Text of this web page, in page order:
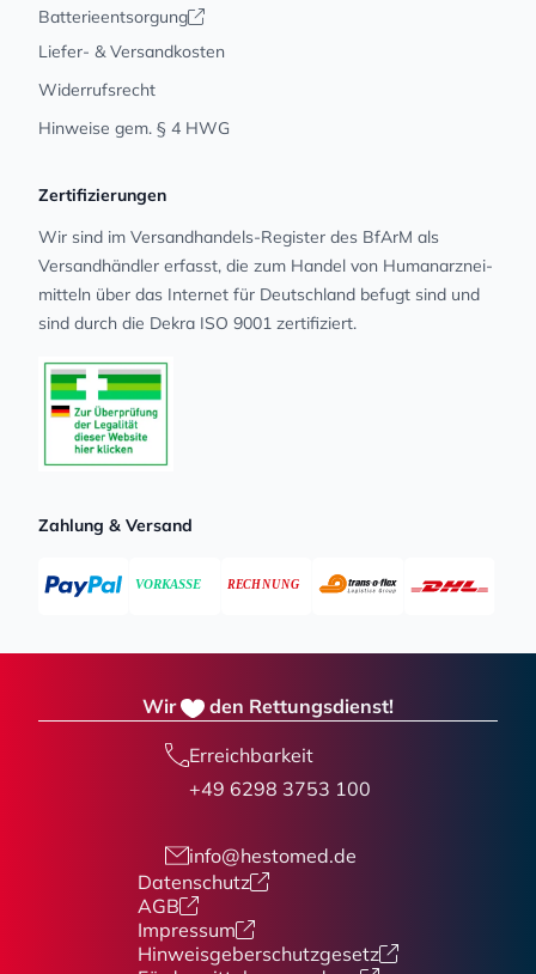
Batterieentsorgung
Liefer- & Versandkosten
Widerrufsrecht
Hinweise gem. § 4 HWG
Zertifizierungen
Wir sind im Versandhandels-Register des BfArM als
Versandhändler erfasst, die zum Handel von Human­arz­nei­
mit­teln über das Internet für Deutschland befugt sind und
sind durch die Dekra ISO 9001 zertifiziert.
Zahlung & Versand
Wir den Rettungsdienst!
Erreichbarkeit
+49 6298 3753 100
info@hestomed.de
Datenschutz
AGB
Impressum
Hinweisgeberschutzgesetz